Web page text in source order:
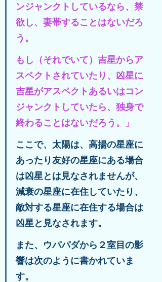
ンジャンクトしているなら、禁
欲し、妻帯することはないだろ
う。
もし（それでいて）吉星からア
スペクトされていたり、凶星に
吉星がアスペクトあるいはコン
ジャンクトしていたら、独身で
終わることはないだろう。」
ここで、太陽は、高揚の星座に
あったり友好の星座にある場合
は凶星とは見なされませんが、
減衰の星座に在住していたり、
敵対する星座に在住する場合は
凶星と見なされます。
また、ウパパダから２室目の影
響は次のように書かれていま
す。